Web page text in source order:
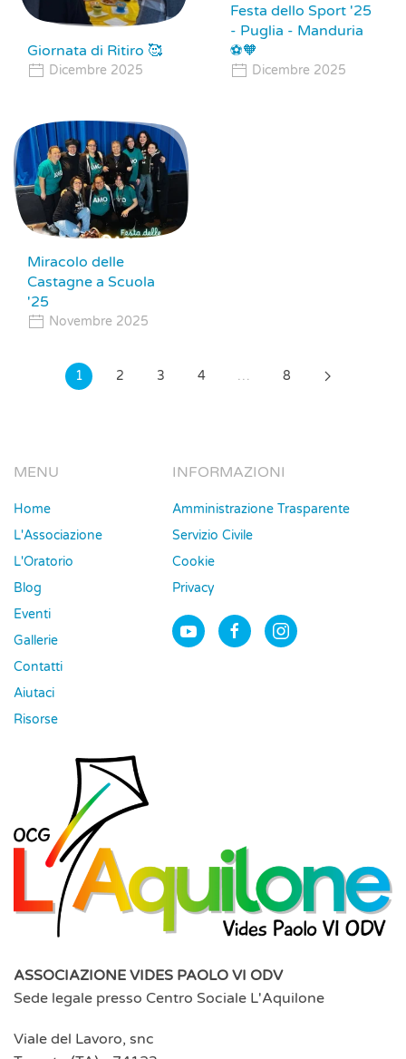
Giornata di Ritiro 🥰
Dicembre 2025
Festa dello Sport '25
- Puglia - Manduria
⚽🧡
Dicembre 2025
Miracolo delle
Castagne a Scuola
'25
Novembre 2025
1 2 3 4 … 8
ASSOCIAZIONE VIDES PAOLO VI ODV
Sede legale presso Centro Sociale L'Aquilone
Viale del Lavoro, snc
MENU
Home
L'Associazione
L'Oratorio
Blog
Eventi
Gallerie
Contatti
Aiutaci
Risorse
INFORMAZIONI
Amministrazione Trasparente
Servizio Civile
Cookie
Privacy